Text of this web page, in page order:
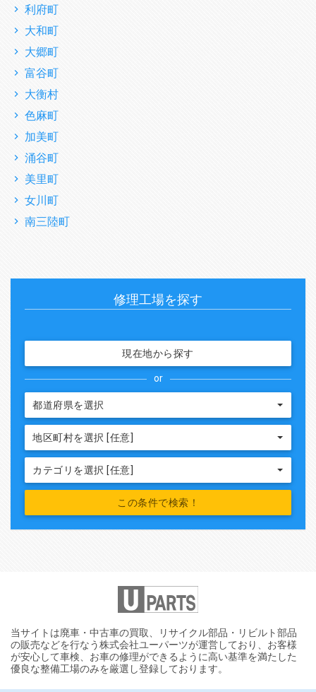
利府町
大和町
大郷町
富谷町
大衡村
色麻町
加美町
涌谷町
美里町
女川町
南三陸町
修理工場を探す
現在地から探す
or
都道府県を選択
地区町村を選択 [任意]
カテゴリを選択 [任意]
当サイトは廃車・中古車の買取、リサイクル部品・リビルト部品
の販売などを行なう株式会社ユーパーツが運営しており、お客様
が安心して車検、お車の修理ができるように高い基準を満たした
優良な整備工場のみを厳選し登録しております。